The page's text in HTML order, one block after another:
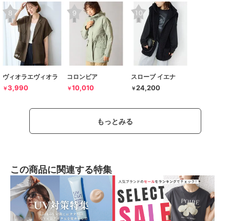
ヴィオラエヴィオラ
￥3,990
コロンビア
￥10,010
スローブ イエナ
￥24,200
もっとみる
この商品に関連する特集